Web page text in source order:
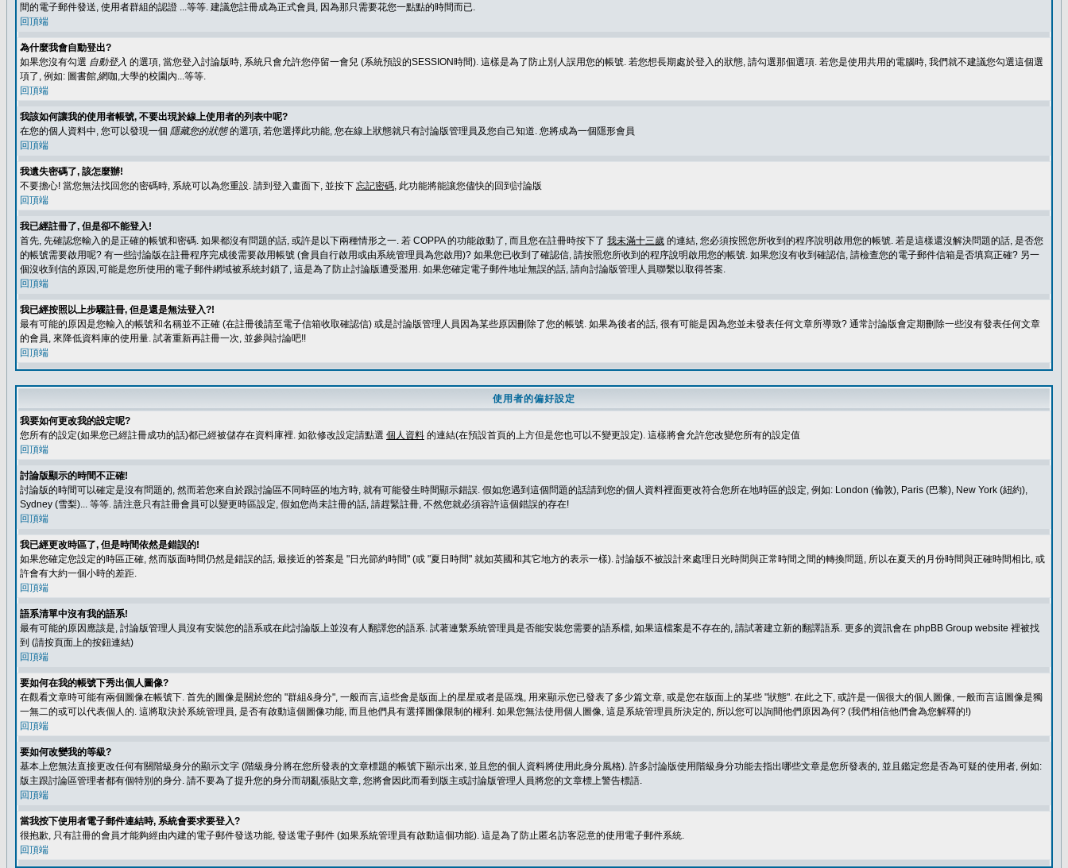
間的電子郵件發送, 使用者群組的認證 ...等等. 建議您註冊成為正式會員, 因為那只需要花您一點點的時間而已.
回頂端
為什麼我會自動登出?
如果您沒有勾選 自動登入 的選項, 當您登入討論版時, 系統只會允許您停留一會兒 (系統預設的SESSION時間). 這樣是為了防止別人誤用您的帳號. 若您想長期處於登入的狀態, 請勾選那個選項. 若您是使用共用的電腦時, 我們就不建議您勾選這個選
項了, 例如: 圖書館,網咖,大學的校園內...等等.
回頂端
我該如何讓我的使用者帳號, 不要出現於線上使用者的列表中呢?
在您的個人資料中, 您可以發現一個 隱藏您的狀態的選項, 若您選擇此功能, 您在線上狀態就只有討論版管理員及您自己知道. 您將成為一個隱形會員
回頂端
我遺失密碼了, 該怎麼辦!
不要擔心! 當您無法找回您的密碼時, 系統可以為您重設. 請到登入畫面下, 並按下 忘記密碼, 此功能將能讓您儘快的回到討論版
回頂端
我已經註冊了, 但是卻不能登入!
首先, 先確認您輸入的是正確的帳號和密碼. 如果都沒有問題的話, 或許是以下兩種情形之一. 若 COPPA 的功能啟動了, 而且您在註冊時按下了 我未滿十三歲 的連結, 您必須按照您所收到的程序說明啟用您的帳號. 若是這樣還沒解決問題的話, 是否您
的帳號需要啟用呢? 有一些討論版在註冊程序完成後需要啟用帳號 (會員自行啟用或由系統管理員為您啟用)? 如果您已收到了確認信, 請按照您所收到的程序說明啟用您的帳號. 如果您沒有收到確認信, 請檢查您的電子郵件信箱是否填寫正確? 另一
個沒收到信的原因,可能是您所使用的電子郵件網域被系統封鎖了, 這是為了防止討論版遭受濫用. 如果您確定電子郵件地址無誤的話, 請向討論版管理人員聯繫以取得答案.
回頂端
我已經按照以上步驟註冊, 但是還是無法登入?!
最有可能的原因是您輸入的帳號和名稱並不正確 (在註冊後請至電子信箱收取確認信) 或是討論版管理人員因為某些原因刪除了您的帳號. 如果為後者的話, 很有可能是因為您並未發表任何文章所導致? 通常討論版會定期刪除一些沒有發表任何文章
的會員, 來降低資料庫的使用量. 試著重新再註冊一次, 並參與討論吧!!
回頂端
使用者的偏好設定
我要如何更改我的設定呢?
您所有的設定(如果您已經註冊成功的話)都已經被儲存在資料庫裡. 如欲修改設定請點選 個人資料 的連結(在預設首頁的上方但是您也可以不變更設定). 這樣將會允許您改變您所有的設定值
回頂端
討論版顯示的時間不正確!
討論版的時間可以確定是沒有問題的, 然而若您來自於跟討論區不同時區的地方時, 就有可能發生時間顯示錯誤. 假如您遇到這個問題的話請到您的個人資料裡面更改符合您所在地時區的設定, 例如: London (倫敦), Paris (巴黎), New York (紐約),
Sydney (雪梨)... 等等. 請注意只有註冊會員可以變更時區設定, 假如您尚未註冊的話, 請趕緊註冊, 不然您就必須容許這個錯誤的存在!
回頂端
我已經更改時區了, 但是時間依然是錯誤的!
如果您確定您設定的時區正確, 然而版面時間仍然是錯誤的話, 最接近的答案是 "日光節約時間" (或 "夏日時間" 就如英國和其它地方的表示一樣). 討論版不被設計來處理日光時間與正常時間之間的轉換問題, 所以在夏天的月份時間與正確時間相比, 或
許會有大約一個小時的差距.
回頂端
語系清單中沒有我的語系!
最有可能的原因應該是, 討論版管理人員沒有安裝您的語系或在此討論版上並沒有人翻譯您的語系. 試著連繫系統管理員是否能安裝您需要的語系檔, 如果這檔案是不存在的, 請試著建立新的翻譯語系. 更多的資訊會在 phpBB Group website 裡被找
到 (請按頁面上的按鈕連結)
回頂端
要如何在我的帳號下秀出個人圖像?
在觀看文章時可能有兩個圖像在帳號下. 首先的圖像是關於您的 "群組&身分", 一般而言,這些會是版面上的星星或者是區塊, 用來顯示您已發表了多少篇文章, 或是您在版面上的某些 "狀態". 在此之下, 或許是一個很大的個人圖像, 一般而言這圖像是獨
一無二的或可以代表個人的. 這將取決於系統管理員, 是否有啟動這個圖像功能, 而且他們具有選擇圖像限制的權利. 如果您無法使用個人圖像, 這是系統管理員所決定的, 所以您可以詢間他們原因為何? (我們相信他們會為您解釋的!)
回頂端
要如何改變我的等級?
基本上您無法直接更改任何有關階級身分的顯示文字 (階級身分將在您所發表的文章標題的帳號下顯示出來, 並且您的個人資料將使用此身分風格). 許多討論版使用階級身分功能去指出哪些文章是您所發表的, 並且鑑定您是否為可疑的使用者, 例如:
版主跟討論區管理者都有個特別的身分. 請不要為了提升您的身分而胡亂張貼文章, 您將會因此而看到版主或討論版管理人員將您的文章標上警告標語.
回頂端
當我按下使用者電子郵件連結時, 系統會要求要登入?
很抱歉, 只有註冊的會員才能夠經由內建的電子郵件發送功能, 發送電子郵件 (如果系統管理員有啟動這個功能). 這是為了防止匿名訪客惡意的使用電子郵件系統.
回頂端